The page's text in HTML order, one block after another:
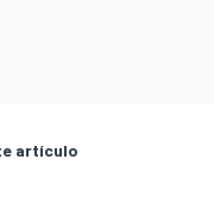
artículo